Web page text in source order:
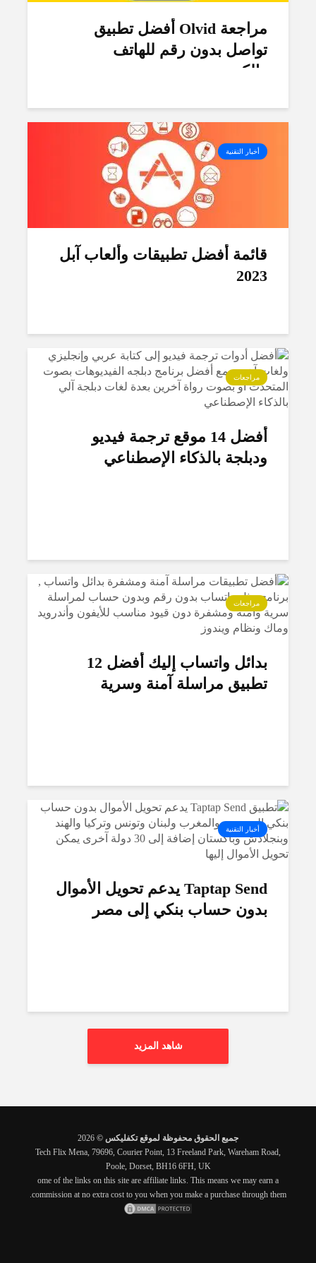
مراجعة Olvid أفضل تطبيق
تواصل بدون رقم للهاتف
والكمبيوتر
أخبار التقنية
قائمة أفضل تطبيقات وألعاب آبل
2023
مراجعات
أفضل 14 موقع ترجمة فيديو
ودبلجة بالذكاء الإصطناعي
مراجعات
بدائل واتساب إليك أفضل 12
تطبيق مراسلة آمنة وسرية
أخبار التقنية
Taptap Send يدعم تحويل الأموال
بدون حساب بنكي إلى مصر
شاهد المزيد
جميع الحقوق محفوظة لموقع تكفليكس ©
Tech Flix Mena, 79696, Courier Point, 13 Freeland Park, Wareham Road,
Poole, Dorset, BH16 6FH, UK
ome of the links on this site are affiliate links. This means we may earn a
commission at no extra cost to you when you make a purchase through them.